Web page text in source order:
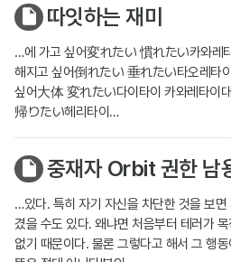
따잇하는 재미
…에 가고 싶어変れたい 慣れたい카와레
해지고 싶어倒れたい 垂れたい타오레타
싶어大体 変れたい다이타이 카와레타이
帰りたい헤리타이…
중재자 Orbit 권한 남
…있다. 특히 자기 자신을 차단한 것을 보
겼을 수도 있다. 왜냐면 처음부터 테러가
없기 때문이다. 물론 그렇다고 해서 그 행